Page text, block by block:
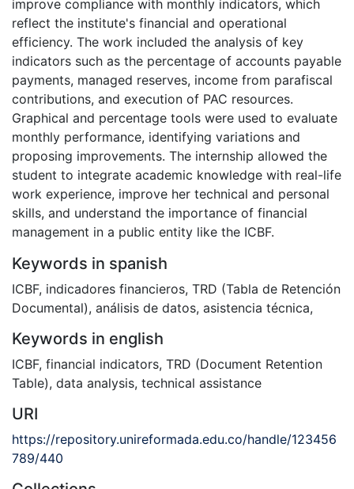
improve compliance with monthly indicators, which
reflect the institute's financial and operational
efficiency. The work included the analysis of key
indicators such as the percentage of accounts payable
payments, managed reserves, income from parafiscal
contributions, and execution of PAC resources.
Graphical and percentage tools were used to evaluate
monthly performance, identifying variations and
proposing improvements. The internship allowed the
student to integrate academic knowledge with real-life
work experience, improve her technical and personal
skills, and understand the importance of financial
management in a public entity like the ICBF.
Keywords in spanish
ICBF, indicadores financieros, TRD (Tabla de Retención
Documental), análisis de datos, asistencia técnica,
Keywords in english
ICBF, financial indicators, TRD (Document Retention
Table), data analysis, technical assistance
URI
https://repository.unireformada.edu.co/handle/123456
789/440